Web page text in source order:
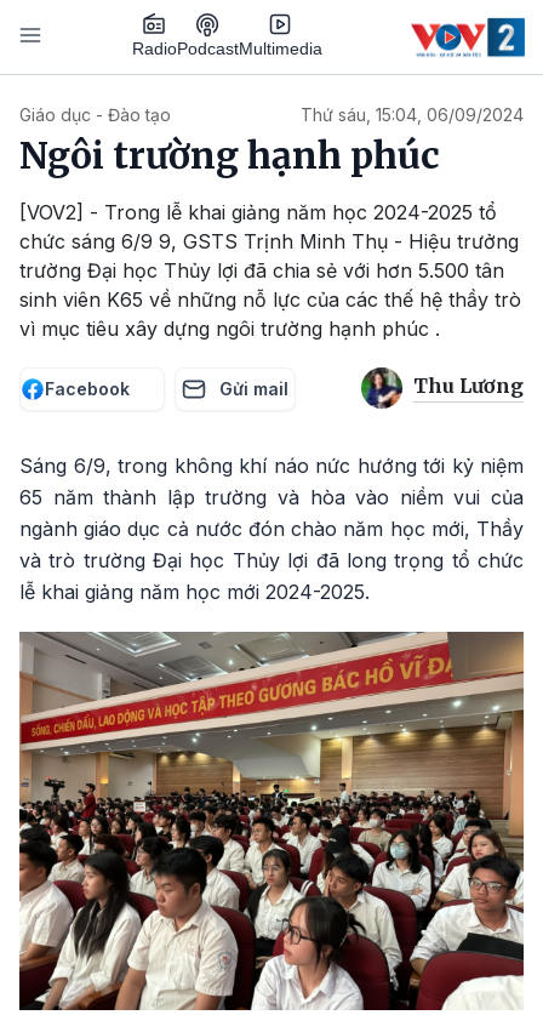
Nhảy đến nội dung
RadioPodcastMultimedia
Giáo dục - Đào tạo Thứ sáu, 15:04, 06/09/2024
Ngôi trường hạnh phúc
[VOV2] - Trong lễ khai giảng năm học 2024-2025 tổ
chức sáng 6/9 9, GSTS Trịnh Minh Thụ - Hiệu trưởng
trường Đại học Thủy lợi đã chia sẻ với hơn 5.500 tân
sinh viên K65 về những nỗ lực của các thế hệ thầy trò
vì mục tiêu xây dựng ngôi trường hạnh phúc .
Facebook Gửi mail Thu Lương
Sáng 6/9, trong không khí náo nức hướng tới kỷ niệm
65 năm thành lập trường và hòa vào niềm vui của
ngành giáo dục cả nước đón chào năm học mới, Thầy
và trò trường Đại học Thủy lợi đã long trọng tổ chức
lễ khai giảng năm học mới 2024-2025.